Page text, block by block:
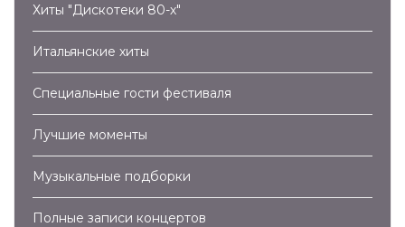
Хиты "Дискотеки 80-х"
Итальянские хиты
Специальные гости фестиваля
Лучшие моменты
Музыкальные подборки
Полные записи концертов